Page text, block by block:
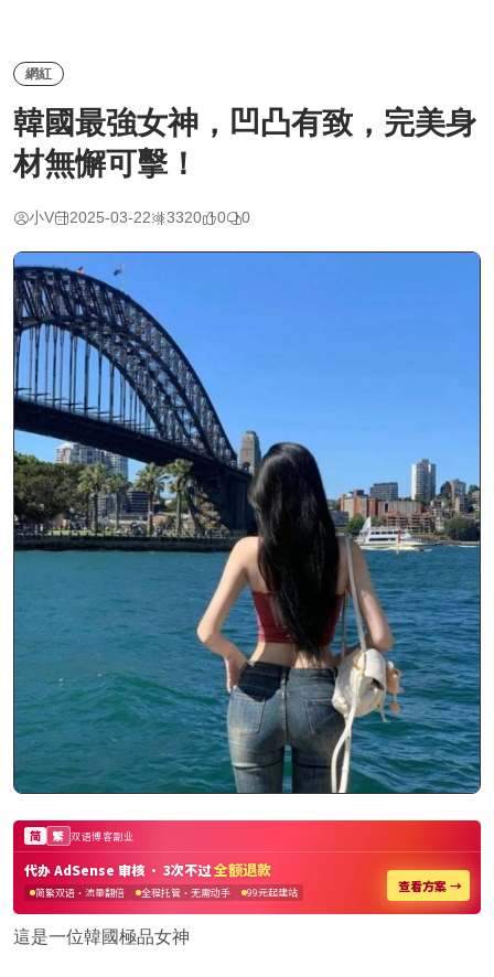
網紅
韓國最強女神，凹凸有致，完美身
材無懈可擊！
小V 2025-03-22 3320 0 0
這是一位韓國極品女神